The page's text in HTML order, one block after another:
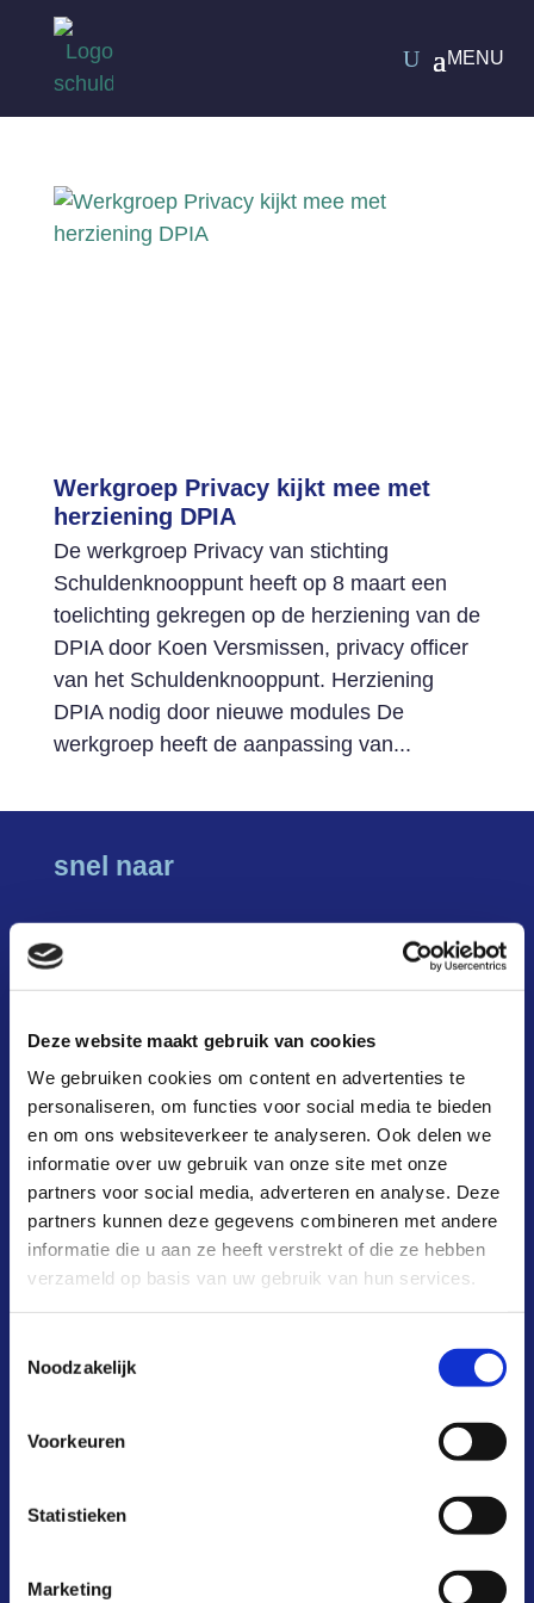
Deze website maakt gebruik van cookies
We gebruiken cookies om content en advertenties te
personaliseren, om functies voor social media te bieden
en om ons websiteverkeer te analyseren. Ook delen we
informatie over uw gebruik van onze site met onze
partners voor social media, adverteren en analyse. Deze
partners kunnen deze gegevens combineren met andere
informatie die u aan ze heeft verstrekt of die ze hebben
verzameld op basis van uw gebruik van hun services.
Noodzakelijk
Voorkeuren
Statistieken
Marketing
Werkgroep Privacy kijkt mee met
herziening DPIA
De werkgroep Privacy van stichting
Schuldenknooppunt heeft op 8 maart een
toelichting gekregen op de herziening van de
DPIA door Koen Versmissen, privacy officer
van het Schuldenknooppunt. Herziening
DPIA nodig door nieuwe modules De
werkgroep heeft de aanpassing van...
snel naar
wat is het?
kosten & baten
aansluiten
deelnemers
infoportaal
over ons
actueel
contact